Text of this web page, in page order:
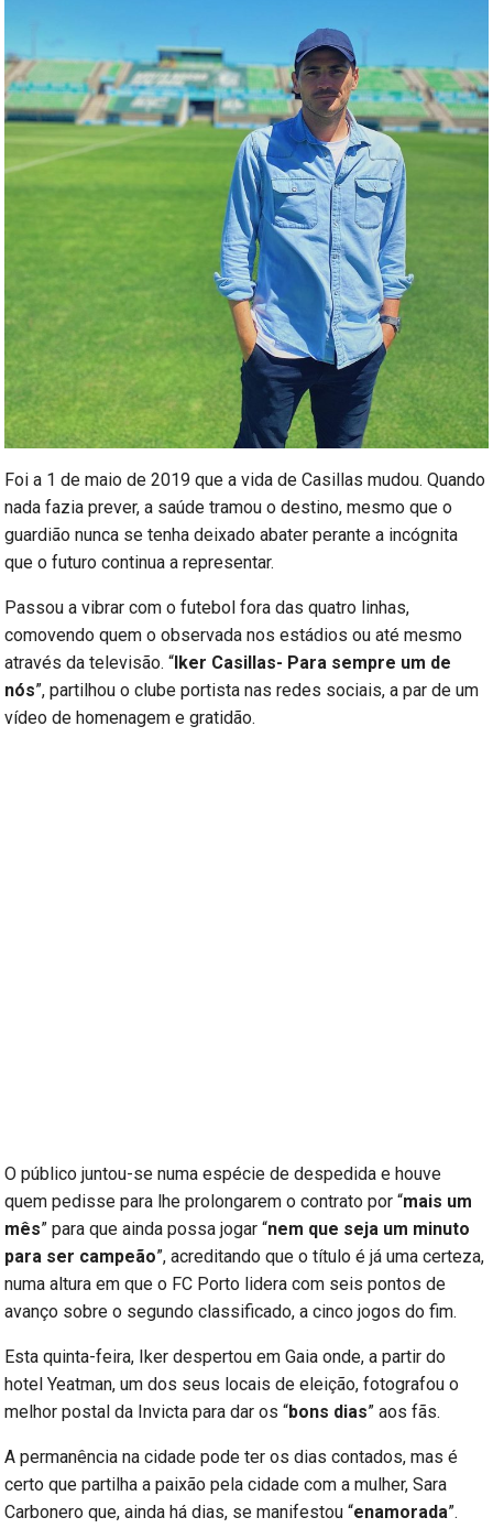
Foi a 1 de maio de 2019 que a vida de Casillas mudou. Quando
nada fazia prever, a saúde tramou o destino, mesmo que o
guardião nunca se tenha deixado abater perante a incógnita
que o futuro continua a representar.
Passou a vibrar com o futebol fora das quatro linhas,
comovendo quem o observada nos estádios ou até mesmo
através da televisão. “ Iker Casillas- Para sempre um de
nós”, partilhou o clube portista nas redes sociais, a par de um
vídeo de homenagem e gratidão.
O público juntou-se numa espécie de despedida e houve
quem pedisse para lhe prolongarem o contrato por “mais um
mês” para que ainda possa jogar “nem que seja um minuto
para ser campeão”, acreditando que o título é já uma certeza,
numa altura em que o FC Porto lidera com seis pontos de
avanço sobre o segundo classificado, a cinco jogos do fim.
Esta quinta-feira, Iker despertou em Gaia onde, a partir do
hotel Yeatman, um dos seus locais de eleição, fotografou o
melhor postal da Invicta para dar os “bons dias” aos fãs.
A permanência na cidade pode ter os dias contados, mas é
certo que partilha a paixão pela cidade com a mulher, Sara
Carbonero que, ainda há dias, se manifestou “enamorada”.